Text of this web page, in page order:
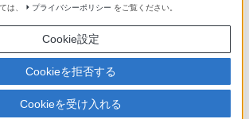
は、
プライバシーポリシー をご覧ください。
Cookie設定
Cookieを拒否する
Cookieを受け入れる